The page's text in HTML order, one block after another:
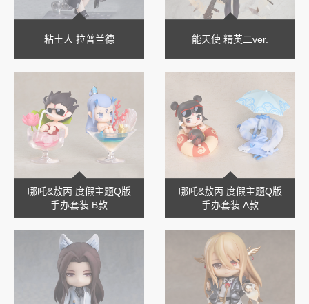
粘土人 拉普兰德 能天使 精英二ver.
哪吒&敖丙 度假主题Q版
手办套装 B款
哪吒&敖丙 度假主题Q版
手办套装 A款